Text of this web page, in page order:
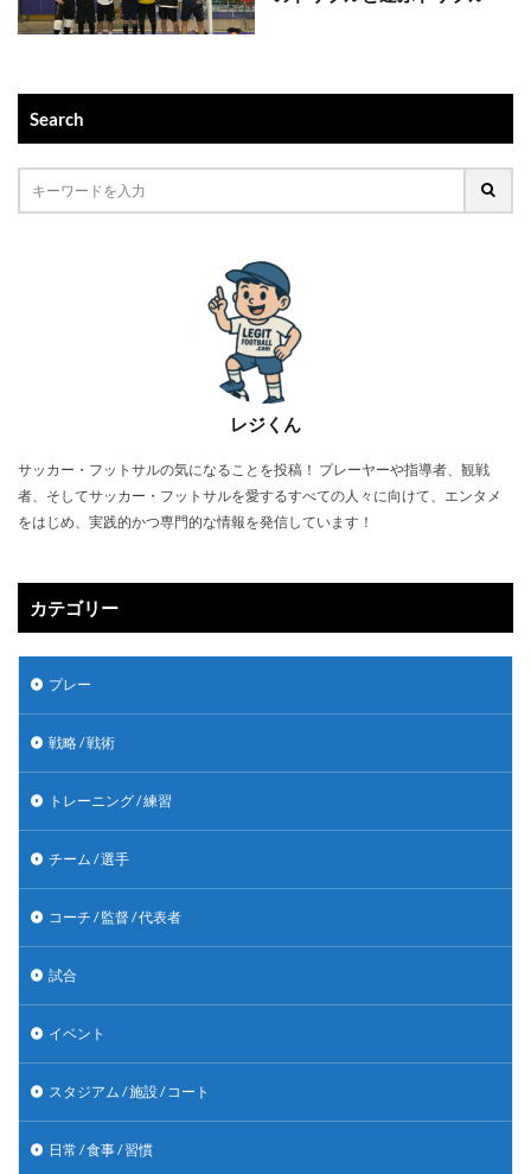
Search
レジくん
サッカー・フットサルの気になることを投稿！ プレーヤーや指導者、観戦
者、そしてサッカー・フットサルを愛するすべての人々に向けて、エンタメ
をはじめ、実践的かつ専門的な情報を発信しています！
カテゴリー
プレー
戦略 / 戦術
トレーニング / 練習
チーム / 選手
コーチ / 監督 / 代表者
試合
イベント
スタジアム / 施設 / コート
日常 / 食事 / 習慣